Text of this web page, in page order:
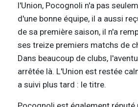
l'Union, Pocognoli n'a pas
d'une bonne équipe, il a aussi
de sa première saison, il n'a
ses treize premiers matchs de
Dans beaucoup de clubs,
arrêtée là. L'Union est restée
a suivi plus tard : le titre.